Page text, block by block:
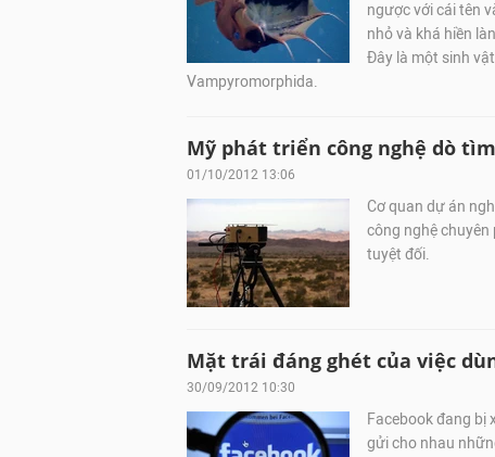
ngược với cái tên
nhỏ và khá hiền
Đây là một sinh
Vampyromorphida.
Mỹ phát triển công nghệ dò
01/10/2012 13:06
Cơ quan dự án
công nghệ
tuyệt đối.
Mặt trái đáng ghét của việc
30/09/2012 10:30
Facebook đang bị
gửi cho nhau